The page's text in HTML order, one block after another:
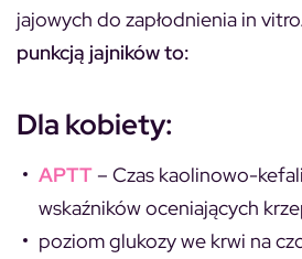
jajowych do zapłodnienia in vitro.
punkcją jajników to:
Dla kobiety:
APTT – Czas kaolinowo-
wskaźników oceniających
poziom glukozy we krwi na